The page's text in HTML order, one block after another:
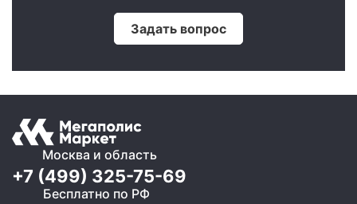
Задать вопрос
Москва и область
+7 (499) 325-75-69
Бесплатно по РФ